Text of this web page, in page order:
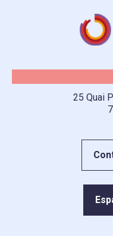
25 Quai